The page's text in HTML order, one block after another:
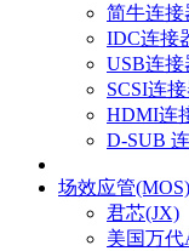
简牛连接
IDC连接
USB连接
SCSI连
HDMI连
D-SUB
场效应管(MOS)
君芯(JX)
美国万代